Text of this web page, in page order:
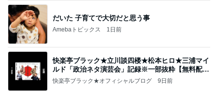
だいた 子育てで大切だと思う事
Amebaトピックス 1日前
快楽亭ブラック★立川談四楼★松本ヒロ★三浦マイ
ルド「政治ネタ演芸会」記録※一部抜粋【無料配
信】
快楽亭ブラック★オフィシャルブログ 9日前